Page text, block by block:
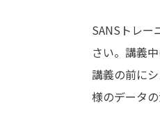
SANSトレー
さい。講義
講義の前に
様のデータ